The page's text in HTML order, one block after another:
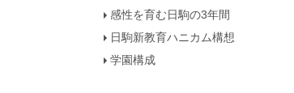
感性を育む日駒の3年間
日駒新教育ハニカム構想
学園構成